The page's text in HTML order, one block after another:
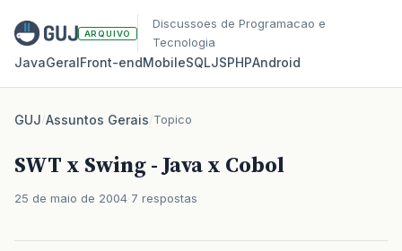
ARQUIVO
Discussoes de Programacao e
Tecnologia
JavaGeralFront‑endMobileSQLJSPHPAndroid
GUJ/Assuntos Gerais/Topico
SWT x Swing - Java x Cobol
25 de maio de 2004 7 respostas